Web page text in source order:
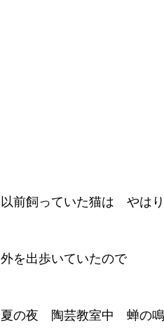
以前飼っていた猫は　やは
外を出歩いていたので
夏の夜　陶芸教室中　蝉の